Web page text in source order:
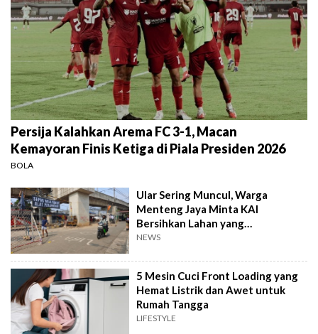
Persija Kalahkan Arema FC 3-1, Macan
Kemayoran Finis Ketiga di Piala Presiden 2026
BOLA
Ular Sering Muncul, Warga
Menteng Jaya Minta KAI
Bersihkan Lahan yang
Terbengkalai
NEWS
5 Mesin Cuci Front Loading yang
Hemat Listrik dan Awet untuk
Rumah Tangga
LIFESTYLE